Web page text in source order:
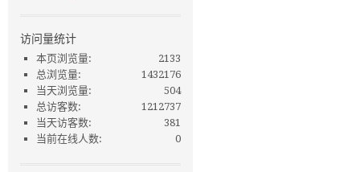
访问量统计
2133
本页浏览量:
1432176
总浏览量:
504
当天浏览量:
1212737
总访客数:
381
当天访客数:
0
当前在线人数: